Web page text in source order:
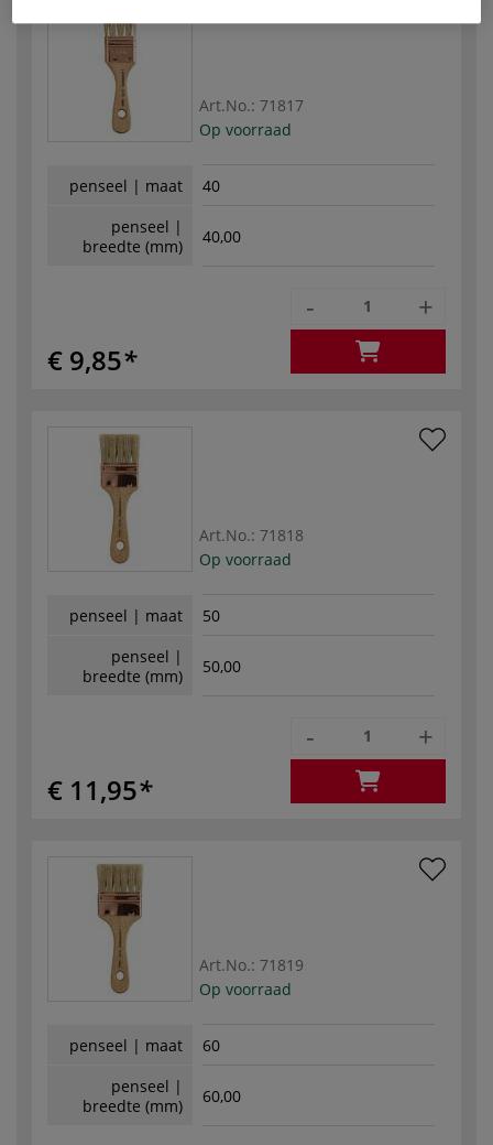
Art.No.: 71817
Op voorraad
penseel | maat
40
penseel |
breedte (mm)
40,00
€ 9,85
- +
Art.No.: 71818
Op voorraad
penseel | maat
50
penseel |
breedte (mm)
50,00
€ 11,95
- +
Art.No.: 71819
Op voorraad
penseel | maat
60
penseel |
breedte (mm)
60,00